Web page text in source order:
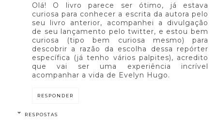
Olá! O livro parece ser ótimo, já estava
curiosa para conhecer a escrita da autora pelo
seu livro anterior, acompanhei a divulgação
de seu lançamento pelo twitter, e estou bem
curiosa (tipo bem curiosa mesmo) para
descobrir a razão da escolha dessa repórter
específica (já tenho vários palpites), acredito
que vai ser uma experiência incrível
acompanhar a vida de Evelyn Hugo.
RESPONDER
RESPOSTAS